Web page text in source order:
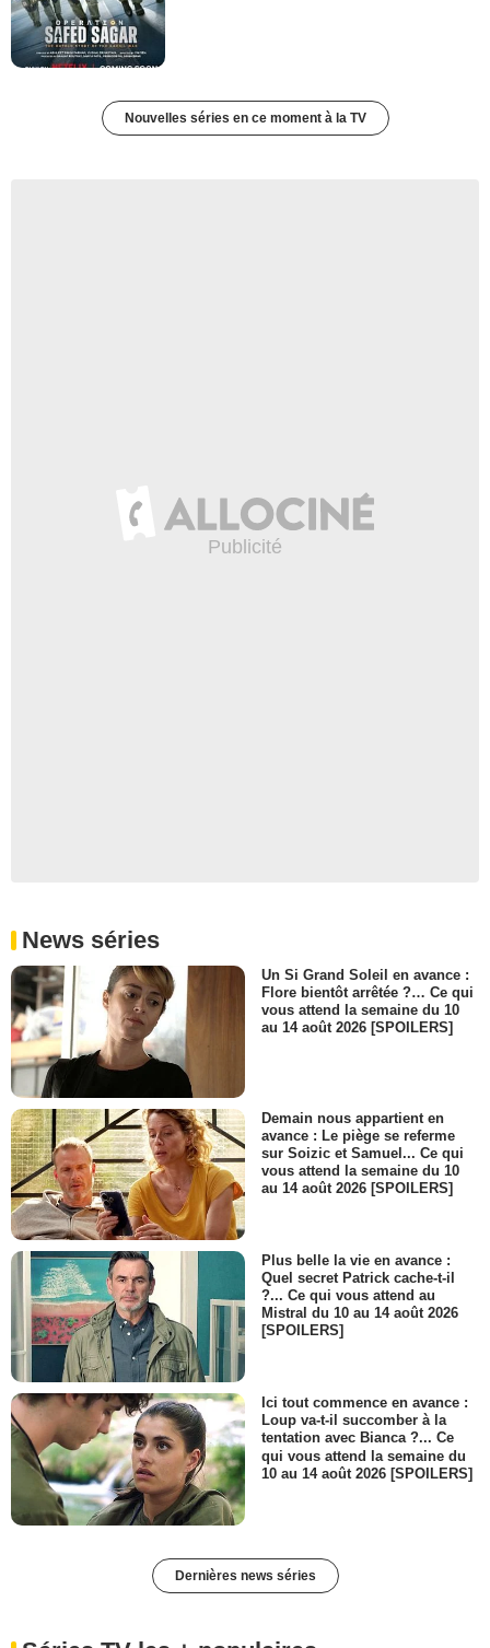
Nouvelles séries en ce moment à la TV
News séries
Un Si Grand Soleil en avance :
Flore bientôt arrêtée ?… Ce qui
vous attend la semaine du 10
au 14 août 2026 [SPOILERS]
Demain nous appartient en
avance : Le piège se referme
sur Soizic et Samuel... Ce qui
vous attend la semaine du 10
au 14 août 2026 [SPOILERS]
Plus belle la vie en avance :
Quel secret Patrick cache-t-il
?... Ce qui vous attend au
Mistral du 10 au 14 août 2026
[SPOILERS]
Ici tout commence en avance :
Loup va-t-il succomber à la
tentation avec Bianca ?... Ce
qui vous attend la semaine du
10 au 14 août 2026 [SPOILERS]
Dernières news séries